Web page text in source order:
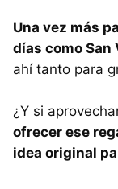
Una vez más
días como San
ahí tanto para
¿Y si
ofrecer ese
idea original